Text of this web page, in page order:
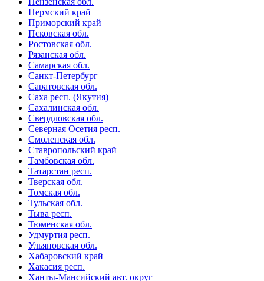
Пермский край
Приморский край
Псковская обл.
Ростовская обл.
Рязанская обл.
Самарская обл.
Санкт-Петербург
Саратовская обл.
Саха респ. (Якутия)
Сахалинская обл.
Свердловская обл.
Северная Осетия респ.
Смоленская обл.
Ставропольский край
Тамбовская обл.
Татарстан респ.
Тверская обл.
Томская обл.
Тульская обл.
Тыва респ.
Тюменская обл.
Удмуртия респ.
Ульяновская обл.
Хабаровский край
Хакасия респ.
Ханты-Мансийский авт. округ